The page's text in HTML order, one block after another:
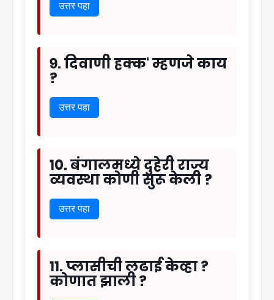
उत्तर पहा
९. दिवाणी हक्क' म्हणजे काय
?
उत्तर पहा
१०. बंगालमध्ये दुहेरी राज्य
व्यवस्था कोणी सुरू केली ?
उत्तर पहा
११. प्लासीची लढाई केव्हा ?
कोणात झाली ?